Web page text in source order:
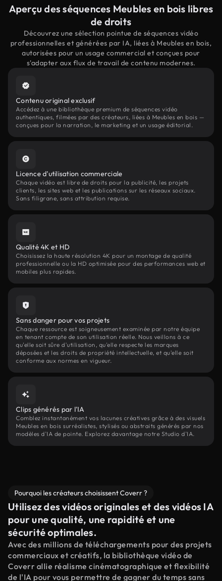
Aperçu des séquences Meubles en bois libres
de droits
Découvrez une sélection pointue de séquences vidéo
professionnelles et générées par IA, liées à Meubles en bois,
autorisées pour un usage commercial et conçues pour
s'adapter aux flux de travail de contenu modernes.
Contenu original exclusif
Accédez à une bibliothèque premium de séquences vidéo
authentiques, filmées par des créateurs, liées à Meubles en bois —
conçues pour la narration, le marketing et un usage éditorial.
Licence d'utilisation commerciale
Chaque vidéo est libre de droits pour la publicité, les projets
clients, les sites web et les publications sur les réseaux sociaux.
Sans filigrane, sans attribution requise.
Qualité 4K et HD
Choisissez la haute résolution 4K pour un montage de qualité
professionnelle ou la HD optimisée pour des performances web et
mobiles plus rapides.
Sans danger pour vos projets
Chaque ressource est soigneusement examinée par notre équipe
en tenant compte de son utilisation réelle. Nous veillons à ce
qu'elle soit sûre d'utilisation, qu'elle respecte les marques
déposées et les droits de propriété intellectuelle, et qu'elle soit
conforme aux normes en vigueur.
Clips générés par l'IA
Comblez instantanément vos lacunes créatives grâce à des visuels
Meubles en bois surréalistes, stylisés ou abstraits générés par nos
modèles d'IA de pointe. Explorez davantage notre Studio d'IA.
Pourquoi les créateurs choisissent Coverr ?
Utilisez des vidéos originales et des vidéos IA
pour une qualité, une rapidité et une
sécurité optimales.
Avec des millions de téléchargements pour des projets
commerciaux et créatifs, la bibliothèque vidéo de
Coverr allie réalisme cinématographique et flexibilité
de l'IA pour vous permettre de gagner du temps sans